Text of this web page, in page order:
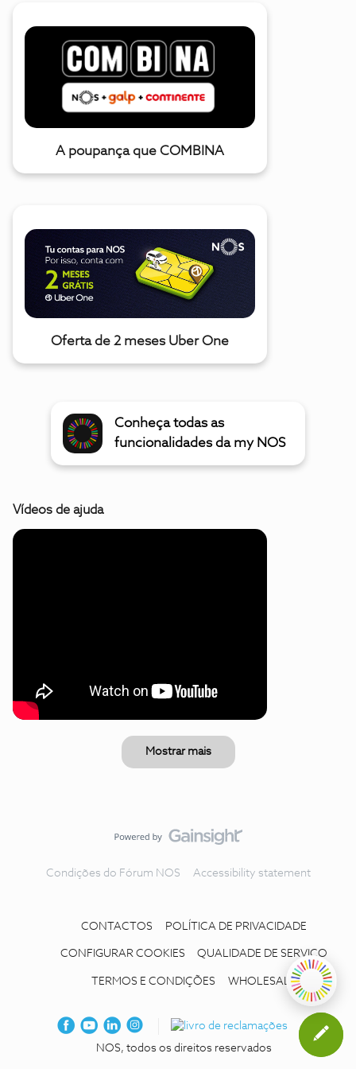
A poupança que COMBINA
Oferta de 2 meses Uber One
Conheça todas as
funcionalidades da my NOS
Vídeos de ajuda
Mostrar mais
Condições do Fórum NOS Accessibility statement
CONTACTOS POLÍTICA DE PRIVACIDADE
CONFIGURAR COOKIES QUALIDADE DE SERVIÇO
TERMOS E CONDIÇÕES WHOLESALE
NOS, todos os direitos reservados